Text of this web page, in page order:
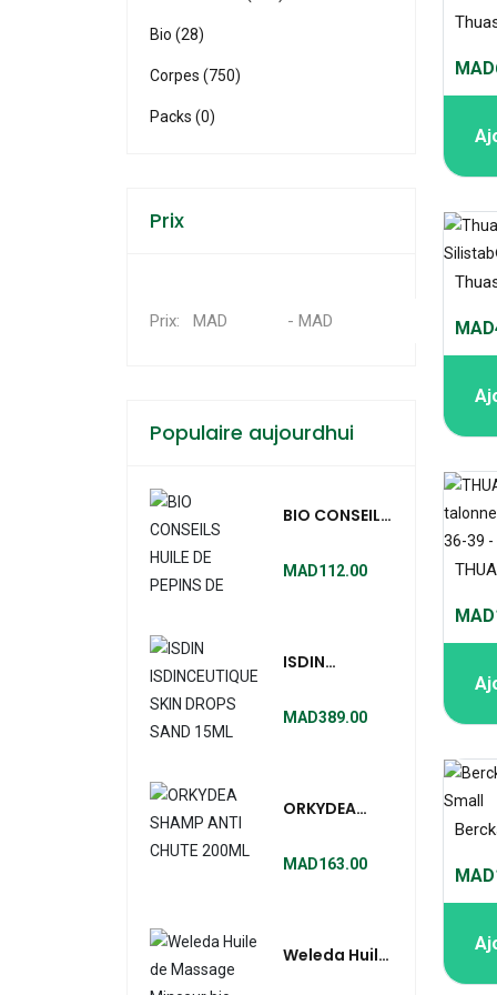
Bio (28)
Corpes (750)
Packs (0)
Prix
Prix: MAD - MAD
Populaire aujourdhui
BIO CONSEILS
PEPINS DE
MAD112.00
ISDIN
SKIN DROPS
MAD389.00
ORKYDEA
CHUTE 200ML
MAD163.00
Weleda Huile